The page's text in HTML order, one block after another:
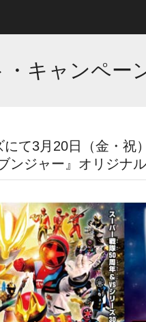
キャンペー
て3月20日（金・祝
ンジャー』オリジナ